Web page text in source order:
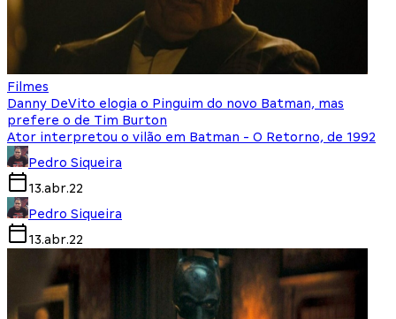
Filmes
Danny DeVito elogia o Pinguim do novo Batman, mas
prefere o de Tim Burton
Ator interpretou o vilão em Batman - O Retorno, de 1992
Pedro Siqueira
13.abr.22
Pedro Siqueira
13.abr.22